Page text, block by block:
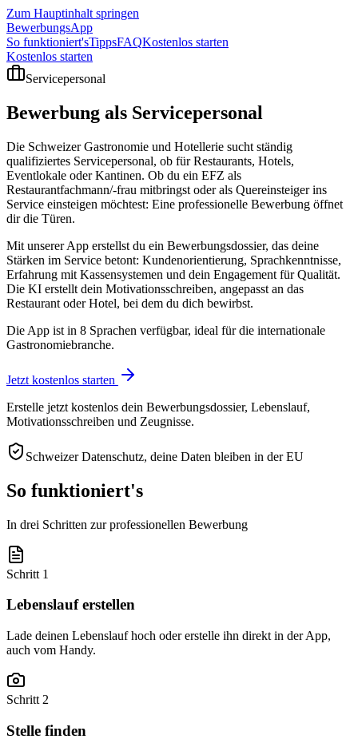
Zum Hauptinhalt springen
BewerbungsApp
So funktioniert'sTippsFAQKostenlos starten
Kostenlos starten
Servicepersonal
Bewerbung als Servicepersonal
Die Schweizer Gastronomie und Hotellerie sucht ständig
qualifiziertes Servicepersonal, ob für Restaurants, Hotels,
Eventlokale oder Kantinen. Ob du ein EFZ als
Restaurantfachmann/-frau mitbringst oder als Quereinsteiger ins
Service einsteigen möchtest: Eine professionelle Bewerbung öffnet
dir die Türen.
Mit unserer App erstellst du ein Bewerbungsdossier, das deine
Stärken im Service betont: Kundenorientierung, Sprachkenntnisse,
Erfahrung mit Kassensystemen und dein Engagement für Qualität.
Die KI erstellt dein Motivationsschreiben, angepasst an das
Restaurant oder Hotel, bei dem du dich bewirbst.
Die App ist in 8 Sprachen verfügbar, ideal für die internationale
Gastronomiebranche.
Jetzt kostenlos starten
Erstelle jetzt kostenlos dein Bewerbungsdossier, Lebenslauf,
Motivationsschreiben und Zeugnisse.
Schweizer Datenschutz, deine Daten bleiben in der EU
So funktioniert's
In drei Schritten zur professionellen Bewerbung
Schritt 1
Lebenslauf erstellen
Lade deinen Lebenslauf hoch oder erstelle ihn direkt in der App,
auch vom Handy.
Schritt 2
Stelle finden